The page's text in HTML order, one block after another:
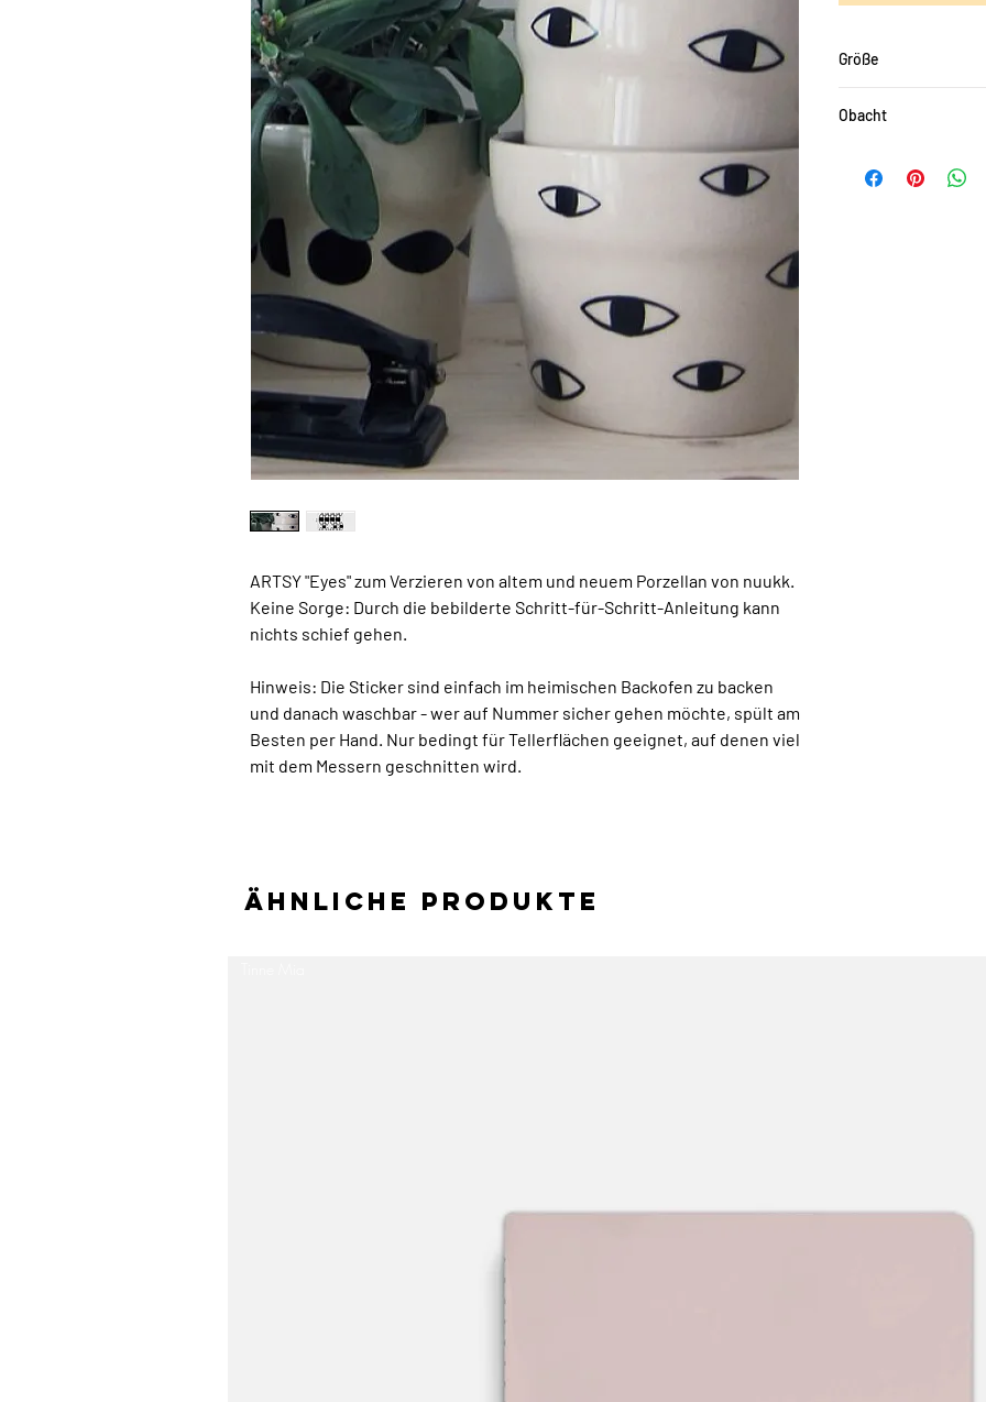
ARTSY "Eyes" zum Verzieren von altem und neuem Porzellan von nuukk.
Keine Sorge: Durch die bebilderte Schritt-für-Schritt-Anleitung kann
nichts schief gehen.
Hinweis: Die Sticker sind einfach im heimischen Backofen zu backen
und danach waschbar - wer auf Nummer sicher gehen möchte, spült am
Besten per Hand. Nur bedingt für Tellerflächen geeignet, auf denen viel
mit dem Messern geschnitten wird.
Größe
Obacht
den Originalfarben
Ähnliche Produkte